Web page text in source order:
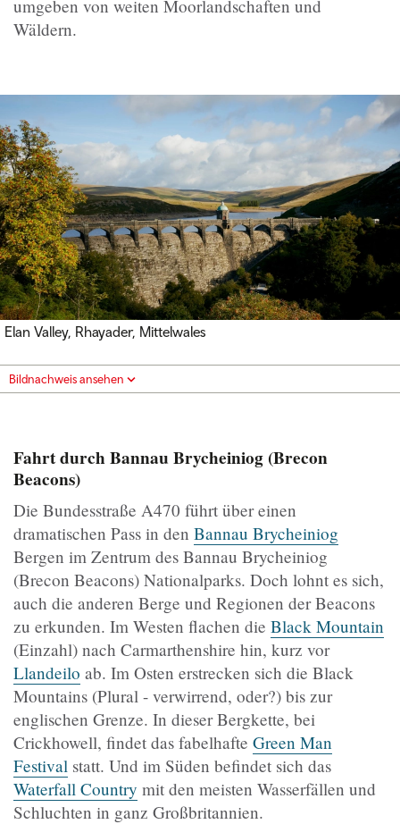
umgeben von weiten Moorlandschaften und
Wäldern.
Elan Valley, Rhayader, Mittelwales
Bildnachweis ansehen
Fahrt durch Bannau Brycheiniog (Brecon
Beacons)
Die Bundesstraße A470 führt über einen
dramatischen Pass in den Bannau Brycheiniog
Bergen im Zentrum des Bannau Brycheiniog
(Brecon Beacons) Nationalparks. Doch lohnt es sich,
auch die anderen Berge und Regionen der Beacons
zu erkunden. Im Westen flachen die Black Mountain
(Einzahl) nach Carmarthenshire hin, kurz vor
Llandeilo ab. Im Osten erstrecken sich die Black
Mountains (Plural - verwirrend, oder?) bis zur
englischen Grenze. In dieser Bergkette, bei
Crickhowell, findet das fabelhafte Green Man
Festival statt. Und im Süden befindet sich das
Waterfall Country mit den meisten Wasserfällen und
Schluchten in ganz Großbritannien.